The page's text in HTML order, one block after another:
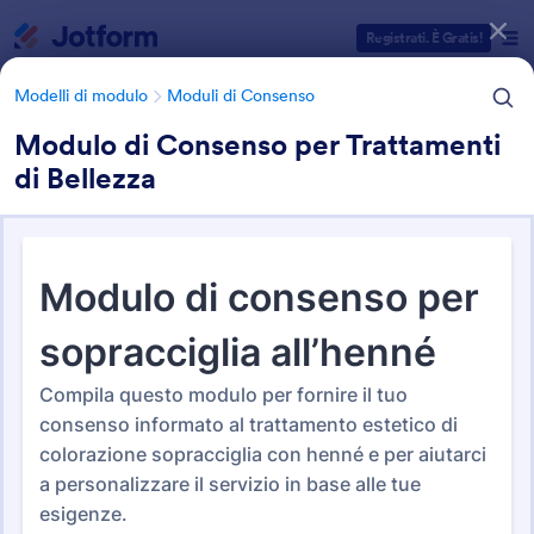
Registrati. È Gratis!
Modelli di modulo Moduli di Consenso
Modulo di Consenso per Trattamenti
di Bellezza
Moduli di Consenso
785 Template
Categorie Template Moduli